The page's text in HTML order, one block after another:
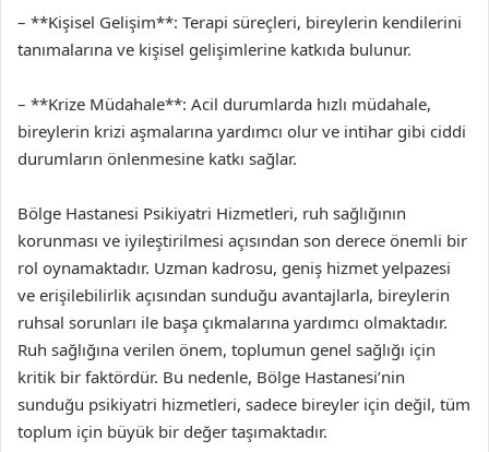
– **Kişisel Gelişim**: Terapi süreçleri, bireylerin kendilerini
tanımalarına ve kişisel gelişimlerine katkıda bulunur.
– **Krize Müdahale**: Acil durumlarda hızlı müdahale,
bireylerin krizi aşmalarına yardımcı olur ve intihar gibi ciddi
durumların önlenmesine katkı sağlar.
Bölge Hastanesi Psikiyatri Hizmetleri, ruh sağlığının
korunması ve iyileştirilmesi açısından son derece önemli bir
rol oynamaktadır. Uzman kadrosu, geniş hizmet yelpazesi
ve erişilebilirlik açısından sunduğu avantajlarla, bireylerin
ruhsal sorunları ile başa çıkmalarına yardımcı olmaktadır.
Ruh sağlığına verilen önem, toplumun genel sağlığı için
kritik bir faktördür. Bu nedenle, Bölge Hastanesi’nin
sunduğu psikiyatri hizmetleri, sadece bireyler için değil, tüm
toplum için büyük bir değer taşımaktadır.